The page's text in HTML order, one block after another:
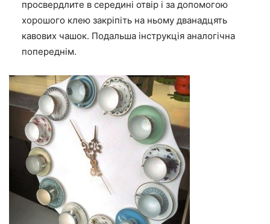
просвердлите в середині отвір і за допомогою
хорошого клею закріпіть на ньому дванадцять
кавових чашок. Подальша інструкція аналогічна
попереднім.